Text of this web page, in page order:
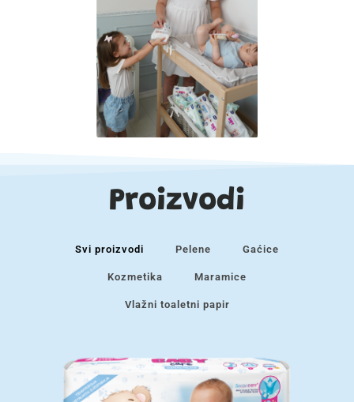
Proizvodi
Svi proizvodi Pelene Gaćice
Kozmetika Maramice
Vlažni toaletni papir